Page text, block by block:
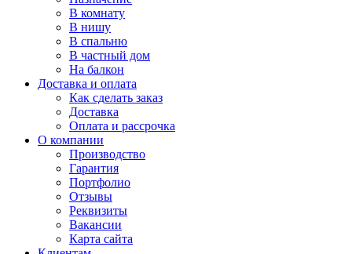
В комнату
В нишу
В спальню
В частный дом
На балкон
Доставка и оплата
Как сделать заказ
Доставка
Оплата и рассрочка
О компании
Производство
Гарантия
Портфолио
Отзывы
Реквизиты
Вакансии
Карта сайта